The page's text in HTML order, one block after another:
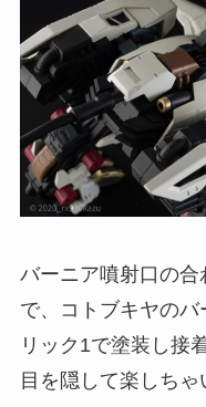
バーニア噴射口の
で、コトブキヤの
リック1で塗装し接
目を隠して楽しちゃ